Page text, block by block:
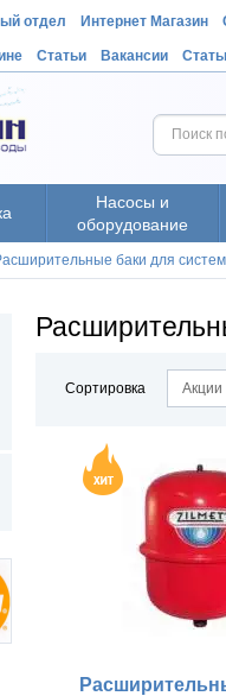
отдел Интернет Магазин
Статьи Вакансии
Насосы и
оборудование
баки для
Сортировка Акции